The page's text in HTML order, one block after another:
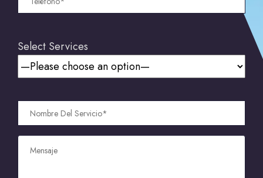
Select Services